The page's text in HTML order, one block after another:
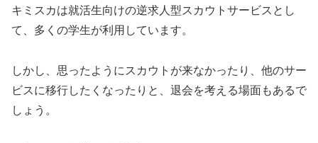
キミスカは就活生向けの逆求人型スカウトサービスとし
て、多くの学生が利用しています。
しかし、思ったようにスカウトが来なかったり、他のサー
ビスに移行したくなったりと、退会を考える場面もあるで
しょう。